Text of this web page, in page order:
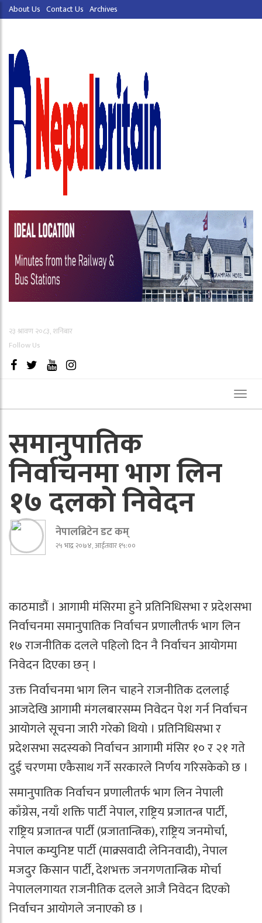
About Us Contact Us Archives
२३ श्रावण २०८३, शनिबार
Follow Us
समानुपातिक
निर्वाचनमा भाग लिन
१७ दलको निवेदन
नेपालब्रिटेन डट कम्
२५ भाद्र २०७४, आईतवार १५:००
काठमाडौं । आगामी मंसिरमा हुने प्रतिनिधिसभा र प्रदेशसभा
निर्वाचनमा समानुपातिक निर्वाचन प्रणालीतर्फ भाग लिन
१७ राजनीतिक दलले पहिलो दिन नै निर्वाचन आयोगमा
निवेदन दिएका छन् ।
उक्त निर्वाचनमा भाग लिन चाहने राजनीतिक दललाई
आजदेखि आगामी मंगलबारसम्म निवेदन पेश गर्न निर्वाचन
आयोगले सूचना जारी गरेको थियो । प्रतिनिधिसभा र
प्रदेशसभा सदस्यको निर्वाचन आगामी मंसिर १० र २१ गते
दुई चरणमा एकैसाथ गर्ने सरकारले निर्णय गरिसकेको छ ।
समानुपातिक निर्वाचन प्रणालीतर्फ भाग लिन नेपाली
काँग्रेस, नयाँ शक्ति पार्टी नेपाल, राष्ट्रिय प्रजातन्त्र पार्टी,
राष्ट्रिय प्रजातन्त्र पार्टी (प्रजातान्त्रिक), राष्ट्रिय जनमोर्चा,
नेपाल कम्युनिष्ट पार्टी (माक्र्सवादी लेनिनवादी), नेपाल
मजदुर किसान पार्टी, देशभक्त जनगणतान्त्रिक मोर्चा
नेपाललगायत राजनीतिक दलले आजै निवेदन दिएको
निर्वाचन आयोगले जनाएको छ ।